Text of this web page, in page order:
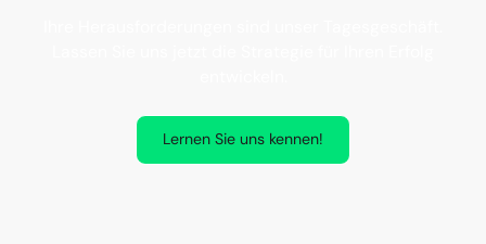
Lernen Sie uns kennen!